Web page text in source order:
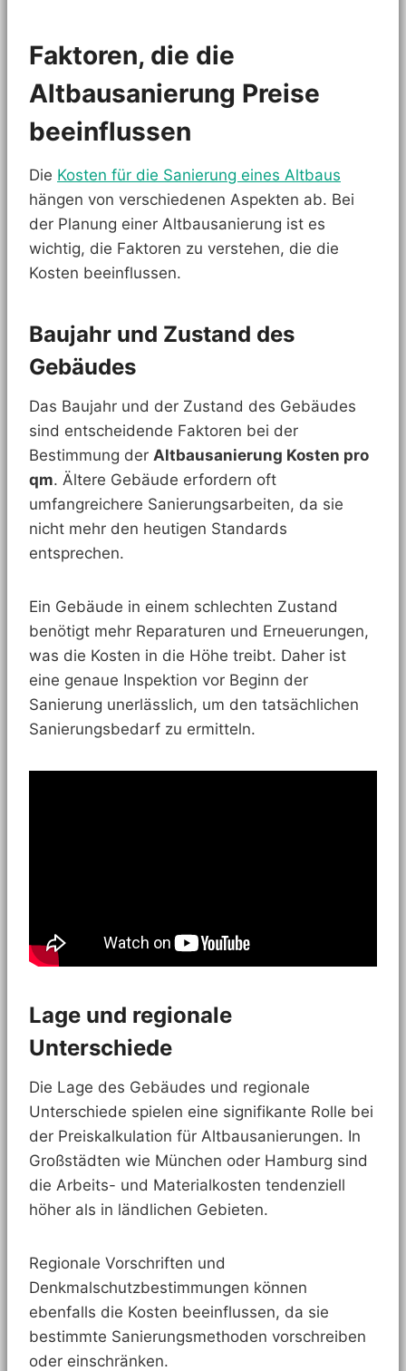
Faktoren, die die
Altbausanierung Preise
beeinflussen
Die Kosten für die Sanierung eines Altbaus
hängen von verschiedenen Aspekten ab. Bei
der Planung einer Altbausanierung ist es
wichtig, die Faktoren zu verstehen, die die
Kosten beeinflussen.
Baujahr und Zustand des
Gebäudes
Das Baujahr und der Zustand des Gebäudes
sind entscheidende Faktoren bei der
Bestimmung der Altbausanierung Kosten pro
qm. Ältere Gebäude erfordern oft
umfangreichere Sanierungsarbeiten, da sie
nicht mehr den heutigen Standards
entsprechen.
Ein Gebäude in einem schlechten Zustand
benötigt mehr Reparaturen und Erneuerungen,
was die Kosten in die Höhe treibt. Daher ist
eine genaue Inspektion vor Beginn der
Sanierung unerlässlich, um den tatsächlichen
Sanierungsbedarf zu ermitteln.
Lage und regionale
Unterschiede
Die Lage des Gebäudes und regionale
Unterschiede spielen eine signifikante Rolle bei
der Preiskalkulation für Altbausanierungen. In
Großstädten wie München oder Hamburg sind
die Arbeits- und Materialkosten tendenziell
höher als in ländlichen Gebieten.
Regionale Vorschriften und
Denkmalschutzbestimmungen können
ebenfalls die Kosten beeinflussen, da sie
bestimmte Sanierungsmethoden vorschreiben
oder einschränken.